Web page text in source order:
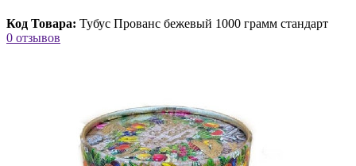
Код Товара: Тубус Прованс бежевый 1000 грамм стандарт
0 отзывов